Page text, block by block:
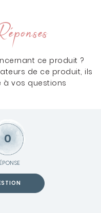
ce produit ?
de ce produit, ils
à vos questions
0